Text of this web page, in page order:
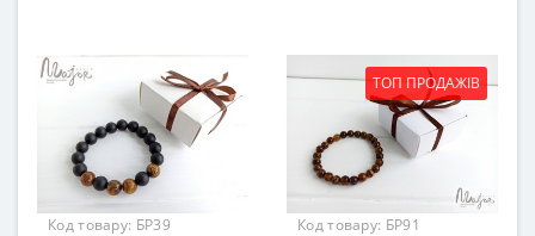
Код товару: БР39
ТОП ПРОДАЖІВ
Код товару: БР91